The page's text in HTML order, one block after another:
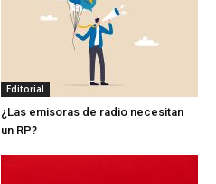
Editorial
¿Las emisoras de radio necesitan
un RP?